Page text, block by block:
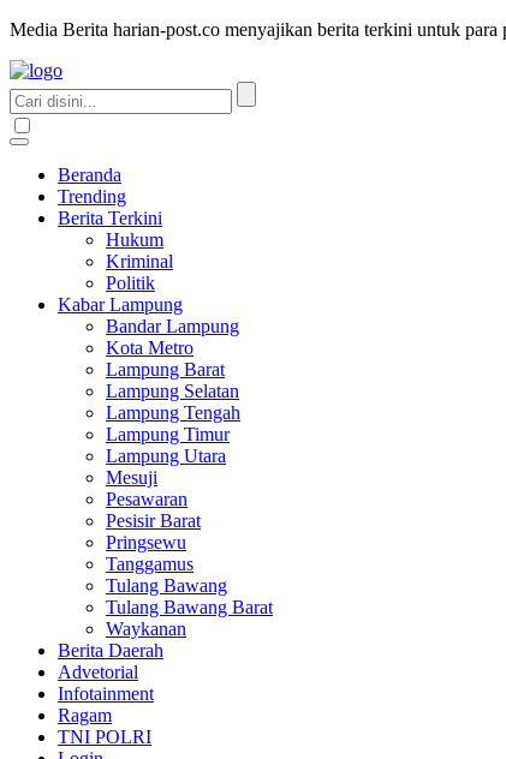
Media Berita harian-post.co menyajikan berita terkini untuk
Beranda
Trending
Berita Terkini
Hukum
Kriminal
Politik
Kabar Lampung
Bandar Lampung
Kota Metro
Lampung Barat
Lampung Selatan
Lampung Tengah
Lampung Timur
Lampung Utara
Mesuji
Pesawaran
Pesisir Barat
Pringsewu
Tanggamus
Tulang Bawang
Tulang Bawang Barat
Waykanan
Berita Daerah
Advetorial
Infotainment
Ragam
TNI POLRI